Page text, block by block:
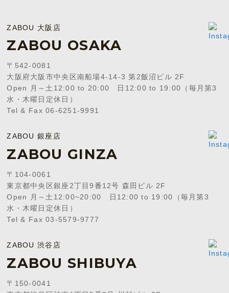
ZABOU 大阪店
ZABOU OSAKA
〒542-0081
大阪府大阪市中央区南船場4-14-3 第2飯沼ビル 2F
Open 月～土12:00 to 20:00 日12:00 to 19:00（毎月第3
水・木曜日定休日）
Tel & Fax 06-6251-9991
ZABOU 銀座店
ZABOU GINZA
〒104-0061
東京都中央区銀座2丁目9番12号 森田ビル 2F
Open 月～土12:00~20:00 日12:00 to 19:00（毎月第3
水・木曜日定休日）
Tel & Fax 03-5579-9777
ZABOU 渋谷店
ZABOU SHIBUYA
〒150-0041